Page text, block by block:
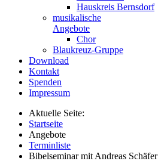
Hauskreis Bernsdorf
musikalische
Angebote
Chor
Blaukreuz-Gruppe
Download
Kontakt
Spenden
Impressum
Aktuelle Seite:
Startseite
Angebote
Terminliste
Bibelseminar mit Andreas Schäfer